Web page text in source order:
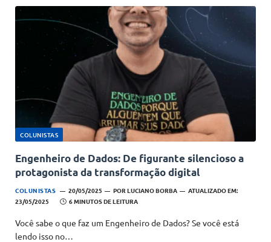
COLUNISTAS
Engenheiro de Dados: De figurante silencioso a
protagonista da transformação digital
COLUNISTAS 20/05/2025 POR LUCIANO BORBA
ATUALIZADO EM:
23/05/2025
6 MINUTOS DE LEITURA
Você sabe o que faz um Engenheiro de Dados? Se você está
lendo isso no…